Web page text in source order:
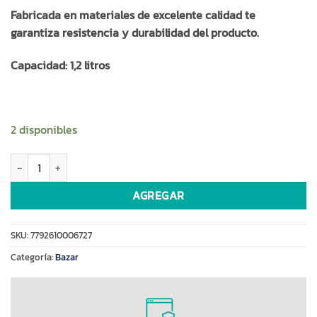
Fabricada en materiales de excelente calidad te
garantiza resistencia y durabilidad del producto.
Capacidad: 1,2 litros
2 disponibles
Jarra graduada Nuva 1.2L(67270) cantidad
AGREGAR
SKU:7792610006727
Categoría:Bazar